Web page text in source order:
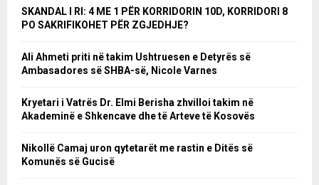
SKANDAL I RI: 4 ME 1 PËR KORRIDORIN 10D, KORRIDORI 8
PO SAKRIFIKOHET PËR ZGJEDHJE?
Ali Ahmeti priti në takim Ushtruesen e Detyrës së
Ambasadores së SHBA-së, Nicole Varnes
Kryetari i Vatrës Dr. Elmi Berisha zhvilloi takim në
Akademinë e Shkencave dhe të Arteve të Kosovës
Nikollë Camaj uron qytetarët me rastin e Ditës së
Komunës së Gucisë